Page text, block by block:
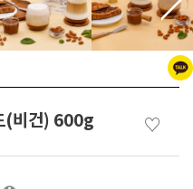
(비건) 600g ♡